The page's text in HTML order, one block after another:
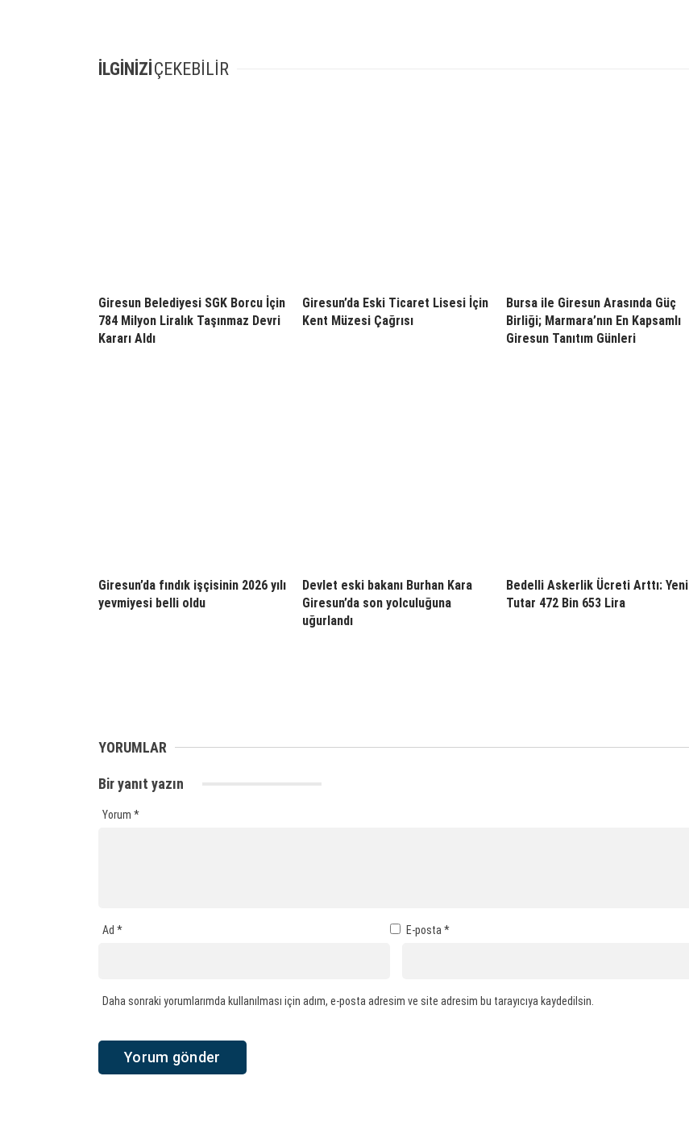
İLGİNİZİÇEKEBİLİR
Giresun Belediyesi SGK Borcu İçin
784 Milyon Liralık Taşınmaz Devri
Kararı Aldı
Giresun’da Eski Ticaret Lisesi İçin
Kent Müzesi Çağrısı
Bursa ile Giresun Arasında Güç
Birliği; Marmara’nın En Kapsamlı
Giresun Tanıtım Günleri
Giresun’da fındık işçisinin 2026 yılı
yevmiyesi belli oldu
Devlet eski bakanı Burhan Kara
Giresun’da son yolculuğuna
uğurlandı
Bedelli Askerlik Ücreti Arttı: Yeni
Tutar 472 Bin 653 Lira
YORUMLAR
Bir yanıt yazın
Yorum *
Ad * E-posta *
Daha sonraki yorumlarımda kullanılması için adım, e-posta adresim ve site adresim bu tarayıcıya kaydedilsin.